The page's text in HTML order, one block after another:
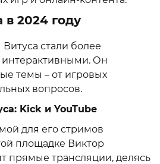
2024 году
стали более
Он
темы – от игровых
вопросов.
Kick и YouTube
для его стримов
площадке Виктор
прямые трансляции, делясь